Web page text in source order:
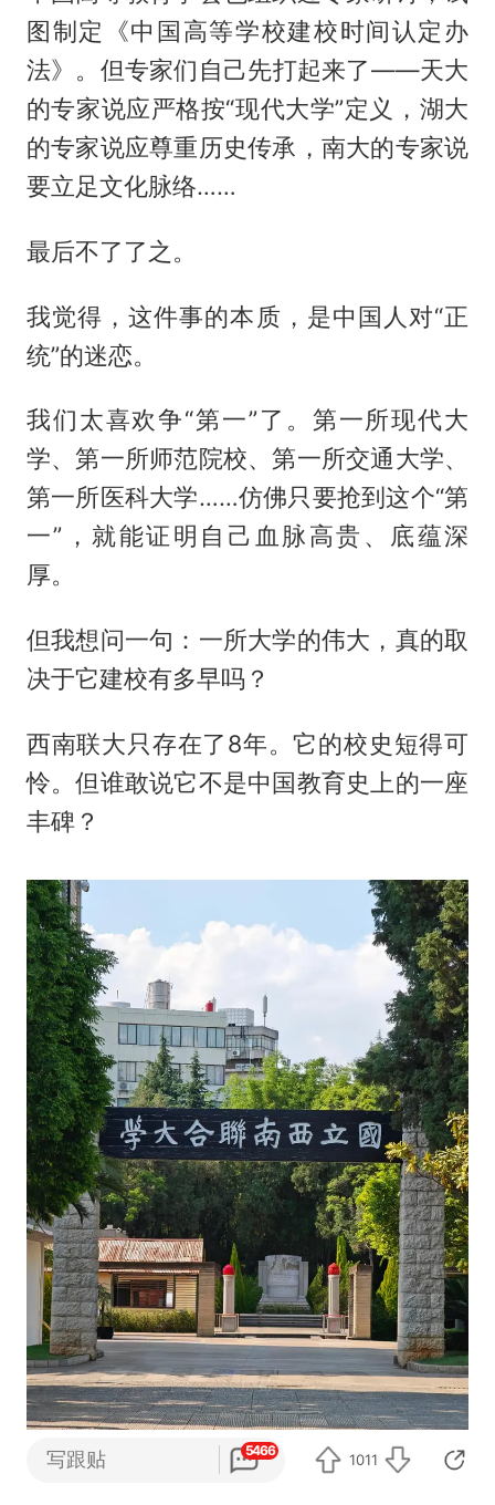
图制定《中国高等学校建校时间认定办
法》。但专家们自己先打起来了——天大
的专家说应严格按“现代大学”定义，湖大
的专家说应尊重历史传承，南大的专家说
要立足文化脉络……
最后不了了之。
我觉得，这件事的本质，是中国人对“正
统”的迷恋。
我们太喜欢争“第一”了。第一所现代大
学、第一所师范院校、第一所交通大学、
第一所医科大学……仿佛只要抢到这个“第
一”，就能证明自己血脉高贵、底蕴深
厚。
但我想问一句：一所大学的伟大，真的取
决于它建校有多早吗？
西南联大只存在了8年。它的校史短得可
怜。但谁敢说它不是中国教育史上的一座
丰碑？
写跟贴 5466
1011